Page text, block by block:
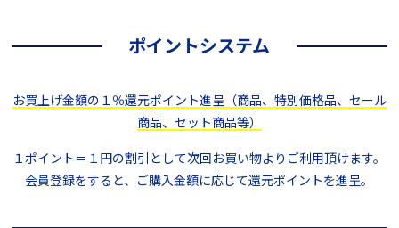
ポイントシステム
お買上げ金額の１％還元ポイント進呈（商品、特別価格品、セール
商品、セット商品等）
１ポイント＝１円の割引として次回お買い物よりご利用頂けます。
会員登録をすると、ご購入金額に応じて還元ポイントを進呈。